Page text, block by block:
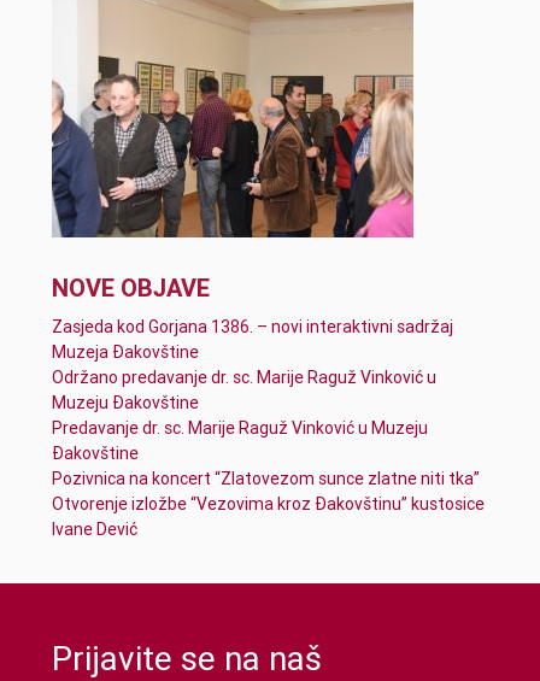
NOVE OBJAVE
Zasjeda kod Gorjana 1386. – novi interaktivni sadržaj
Muzeja Đakovštine
Održano predavanje dr. sc. Marije Raguž Vinković u
Muzeju Đakovštine
Predavanje dr. sc. Marije Raguž Vinković u Muzeju
Đakovštine
Pozivnica na koncert “Zlatovezom sunce zlatne niti tka”
Otvorenje izložbe “Vezovima kroz Đakovštinu” kustosice
Ivane Dević
Prijavite se na naš